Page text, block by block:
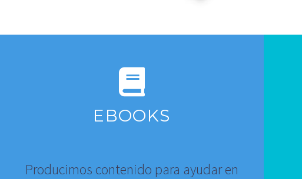
EBOOKS
Producimos contenido para ayudar en